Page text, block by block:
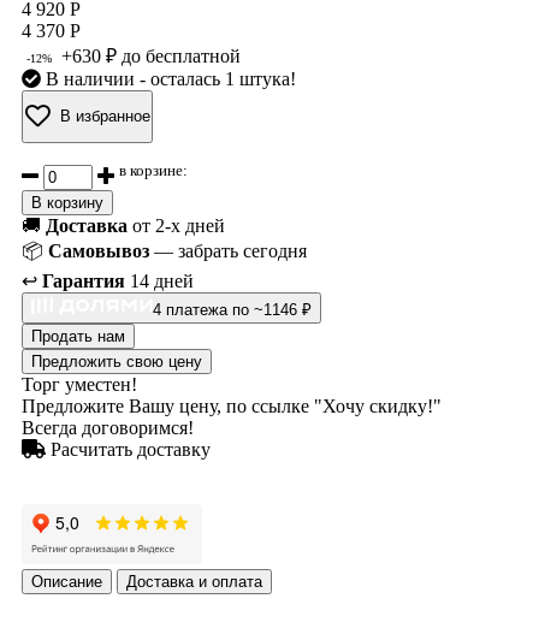
4 920 Р
4 370 Р
-12%
+630 ₽ до бесплатной
В наличии - осталась 1 штука!
В избранное
в корзине:
В корзину
🚚 Доставка от 2-х дней
📦 Самовывоз — забрать сегодня
↩️ Гарантия 14 дней
4 платежа по ~1146 ₽
Продать нам
Предложить свою цену
Торг уместен!
Предложите Вашу цену, по ссылке "Хочу скидку!"
Всегда договоримся!
Расчитать доставку
Описание Доставка и оплата